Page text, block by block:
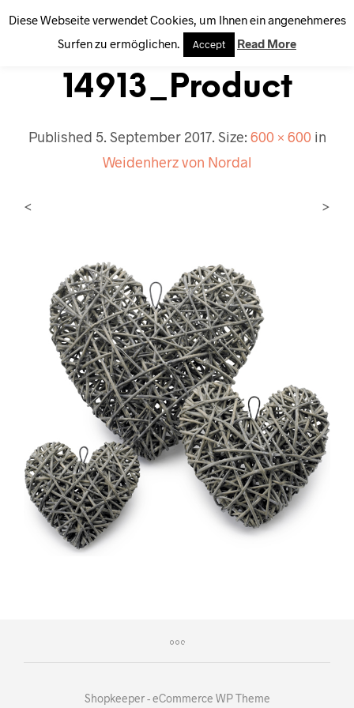
0
14913_Product
Published 5. September 2017. Size: 600 × 600in
Weidenherz von Nordal
< >
Shopkeeper - eCommerce WP Theme
Diese Webseite verwendet Cookies, um Ihnen ein angenehmeres
Surfen zu ermöglichen.
Accept Read More